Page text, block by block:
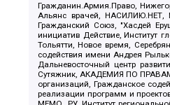
Гражданин.Армия.Право,
Альянс врачей, НАСИЛИЮ.НЕТ,
Гражданский Союз, "Хасдей
инициатив Действие,
Тольятти, Новое время,
содействия имени Андрея
Дальневосточный центр
Сутяжник, АКАДЕМИЯ ПО ПРАВАМ
организаций, Гражданское
реализации программ и